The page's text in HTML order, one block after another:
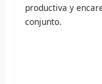
productiva y
conjunto.